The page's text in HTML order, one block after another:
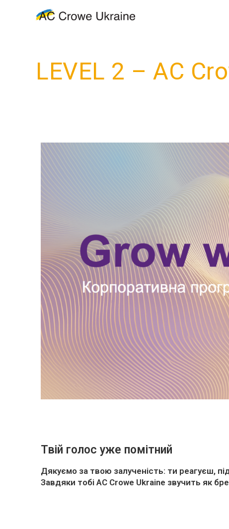
LEVEL 2 – AC
Твій голос уже помітний
Дякуємо за твою залученість: ти реагуєш,
Завдяки тобі AC Crowe Ukraine звучить як